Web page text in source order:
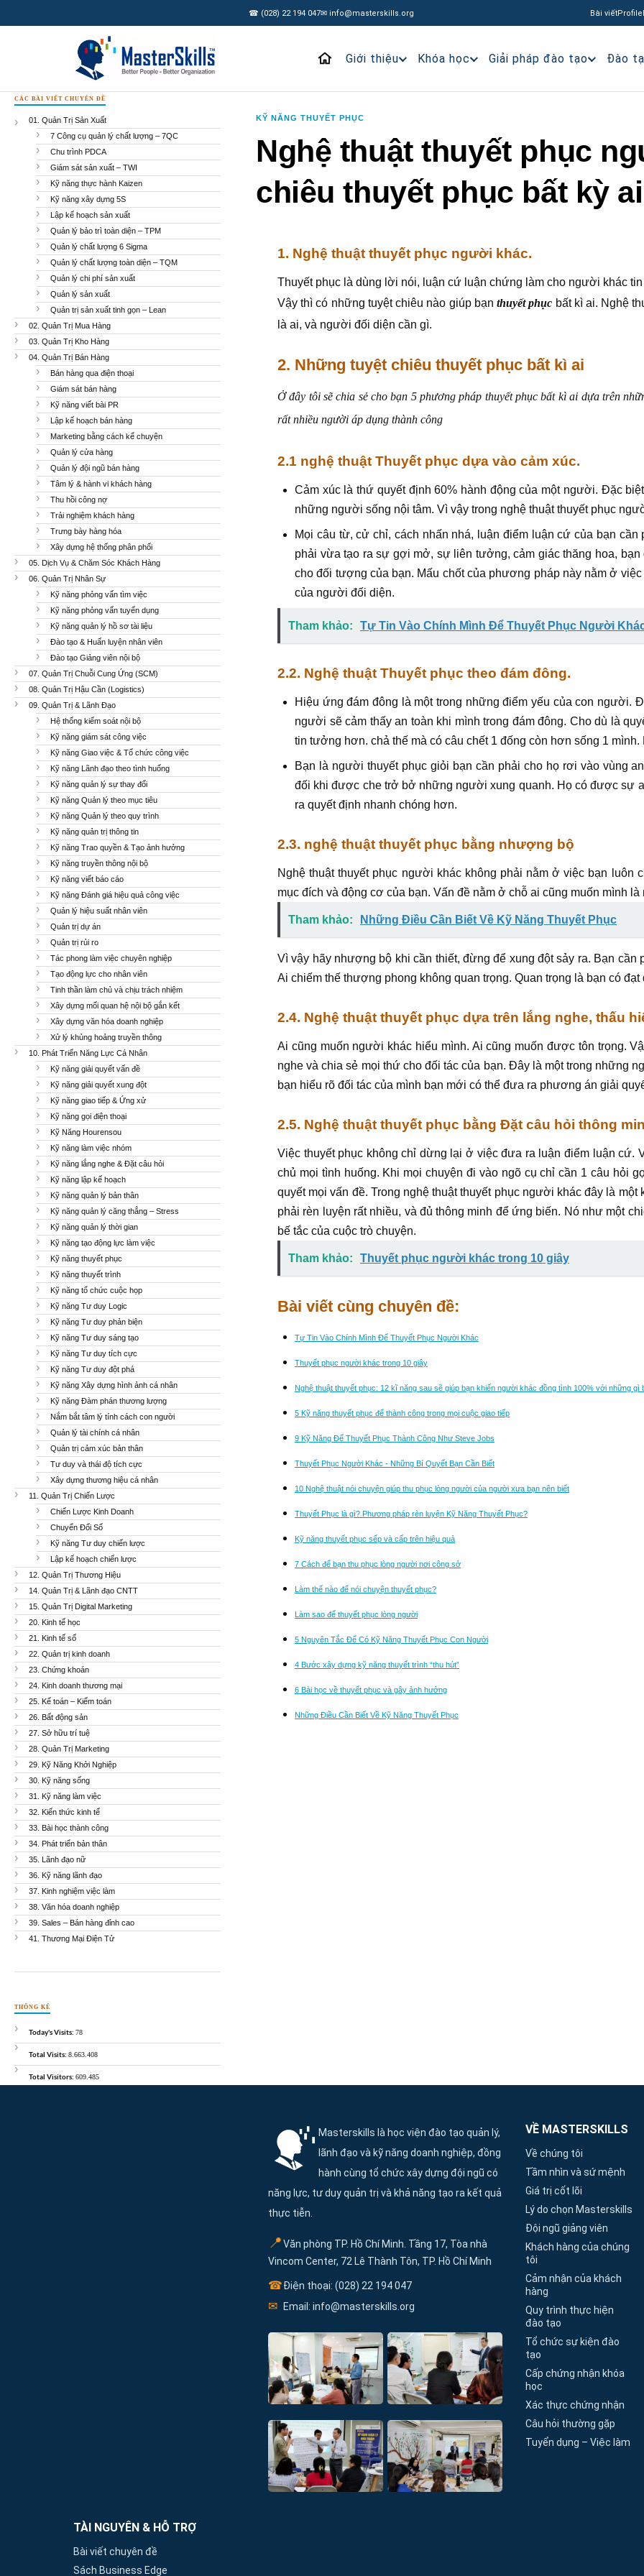
☎ (028) 22 194 047✉ info@masterskills.org Bài viếtProfile
Giới thiệu Khóa học Giải pháp đào tạo Đào
KỸ NĂNG THUYẾT PHỤC
Nghệ thuật thuyết phục
chiêu thuyết phục bất kỳ ai
1. Nghệ thuật thuyết phục người khác.
Thuyết phục là dùng lời nói, luận cứ luận chứng làm cho người khác
Vậy thì có những tuyệt chiêu nào giúp bạnthuyết phục bất kì ai. Nghệ
là ai, và người đối diện cần gì.
2. Những tuyệt chiêu thuyết phục bất kì ai
Ở đây tôi sẽ chia sẻ cho bạn 5 phương pháp thuyết phục bất kì ai dựa trên
rất nhiều người áp dụng thành công
2.1 nghệ thuật Thuyết phục dựa vào cảm xúc.
Cảm xúc là thứ quyết định 60% hành động của một người. Đặc
những người sống nội tâm. Vì vậy trong nghệ thuật thuyết phục
Mọi câu từ, cử chỉ, cách nhấn nhá, luận điểm luận cứ của bạn
phải vừa tạo ra sự gợi mở, sự liên tưởng, cảm giác thăng hoa,
cho đối tượng của bạn. Mấu chốt của phương pháp này nằm ở
của người đối diện.
Tham khảo: Tự Tin Vào Chính Mình Để Thuyết Phục Người
2.2. Nghệ thuật Thuyết phục theo đám đông.
Hiệu ứng đám đông là một trong những điểm yếu của con người.
người sẽ cảm thấy an toàn khi mình trong đám đông. Cho dù là
tin tưởng hơn. chả thế mà có câu chết 1 đống còn hơn sống 1
Bạn là người thuyết phục giỏi bạn cần phải cho họ rơi vào vùng
đối khi được che trở bở những người xung quanh. Họ có được sự
ra quyết định nhanh chóng hơn.
2.3. nghệ thuật thuyết phục bằng nhượng bộ
Nghệ thuật thuyết phục người khác không phải nằm ở việc bạn luôn
mục đích và động cơ của bạn. Vấn đề nằm ở chỗ ai cũng muốn mình
Tham khảo: Những Điều Cần Biết Về Kỹ Năng Thuyết Phục
Vì vậy hãy nhượng bộ khi cần thiết, đừng để xung đột sảy ra. Bạn
Ai chiếm thế thượng phong không quan trọng. Quan trọng là bạn có
2.4. Nghệ thuật thuyết phục dựa trên lắng nghe, thấu
Ai cũng muốn người khác hiểu mình. Ai cũng muốn được tôn trọng.
nghe và chia sẻ mọi thứ cho đối tác của bạn. Đây là một trong những
bạn hiểu rõ đối tác của mình bạn mới có thể đưa ra phương án giải
2.5. Nghệ thuật thuyết phục bằng Đặt câu hỏi thông
Việc thuyết phục không chỉ dừng lại ở việc đưa ra luận điểm luận cứ.
chủ mọi tình huống. Khi mọi chuyện đi vào ngõ cụ chỉ cần 1 câu hỏi
quyết mọi vấn đề. Trong nghệ thuật thuyết phục người khác đây là
phải rèn luyện rất nhiều, và đủ thông minh để ứng biến. Nó như một
bế tắc của cuộc trò chuyện.
Tham khảo: Thuyết phục người khác trong 10 giây
Bài viết cùng chuyên đề:
Tự Tin Vào Chính Mình Để Thuyết Phục Người Khác
Thuyết phục người khác trong 10 giây
Nghệ thuật thuyết phục: 12 kĩ năng sau sẽ giúp bạn khiến người khác đồng tình 100% với những gì
5 Kỹ năng thuyết phục để thành công trong mọi cuộc giao tiếp
9 Kỹ Năng Để Thuyết Phục Thành Công Như Steve Jobs
Thuyết Phục Người Khác - Những Bí Quyết Bạn Cần Biết
10 Nghệ thuật nói chuyện giúp thu phục lòng người của người xưa bạn nên biết
Thuyết Phục là gì? Phương pháp rèn luyện Kỹ Năng Thuyết Phục?
Kỹ năng thuyết phục sếp và cấp trên hiệu quả
7 Cách để bạn thu phục lòng người nơi công sở
Làm thế nào để nói chuyện thuyết phục?
Làm sao để thuyết phục lòng người
5 Nguyên Tắc Để Có Kỹ Năng Thuyết Phục Con Người
4 Bước xây dựng kỹ năng thuyết trình “thu hút”
6 Bài học về thuyết phục và gây ảnh hưởng
Những Điều Cần Biết Về Kỹ Năng Thuyết Phục
CÁC BÀI VIẾT CHUYÊN ĐỀ
01. Quản Trị Sản Xuất
7 Công cụ quản lý chất lượng – 7QC
Chu trình PDCA
Giám sát sản xuất – TWI
Kỹ năng thực hành Kaizen
Kỹ năng xây dựng 5S
Lập kế hoạch sản xuất
Quản lý bảo trì toàn diện – TPM
Quản lý chất lượng 6 Sigma
Quản lý chất lượng toàn diện – TQM
Quản lý chi phí sản xuất
Quản lý sản xuất
Quản trị sản xuất tinh gọn – Lean
02. Quản Trị Mua Hàng
03. Quản Trị Kho Hàng
04. Quản Trị Bán Hàng
Bán hàng qua điện thoại
Giám sát bán hàng
Kỹ năng viết bài PR
Lập kế hoạch bán hàng
Marketing bằng cách kể chuyện
Quản lý cửa hàng
Quản lý đội ngũ bán hàng
Tâm lý & hành vi khách hàng
Thu hồi công nợ
Trải nghiệm khách hàng
Trưng bày hàng hóa
Xây dựng hệ thống phân phối
05. Dịch Vụ & Chăm Sóc Khách Hàng
06. Quản Trị Nhân Sự
Kỹ năng phỏng vấn tìm việc
Kỹ năng phỏng vấn tuyển dụng
Kỹ năng quản lý hồ sơ tài liệu
Đào tạo & Huấn luyện nhân viên
Đào tạo Giảng viên nội bộ
07. Quản Trị Chuỗi Cung Ứng (SCM)
08. Quản Trị Hậu Cần (Logistics)
09. Quản Trị & Lãnh Đạo
Hệ thống kiểm soát nội bộ
Kỹ năng giám sát công việc
Kỹ năng Giao việc & Tổ chức công việc
Kỹ năng Lãnh đạo theo tình huống
Kỹ năng quản lý sự thay đổi
Kỹ năng Quản lý theo mục tiêu
Kỹ năng Quản lý theo quy trình
Kỹ năng quản trị thông tin
Kỹ năng Trao quyền & Tạo ảnh hưởng
Kỹ năng truyền thông nội bộ
Kỹ năng viết báo cáo
Kỹ năng Đánh giá hiệu quả công việc
Quản lý hiệu suất nhân viên
Quản trị dự án
Quản trị rủi ro
Tác phong làm việc chuyên nghiệp
Tạo động lực cho nhân viên
Tinh thần làm chủ và chịu trách nhiệm
Xây dựng mối quan hệ nội bộ gắn kết
Xây dựng văn hóa doanh nghiệp
Xử lý khủng hoảng truyền thông
10. Phát Triển Năng Lực Cá Nhân
Kỹ năng giải quyết vấn đề
Kỹ năng giải quyết xung đột
Kỹ năng giao tiếp & Ứng xử
Kỹ năng gọi điện thoại
Kỹ Năng Hourensou
Kỹ năng làm việc nhóm
Kỹ năng lắng nghe & Đặt câu hỏi
Kỹ năng lập kế hoạch
Kỹ năng quản lý bản thân
Kỹ năng quản lý căng thẳng – Stress
Kỹ năng quản lý thời gian
Kỹ năng tạo động lực làm việc
Kỹ năng thuyết phục
Kỹ năng thuyết trình
Kỹ năng tổ chức cuộc họp
Kỹ năng Tư duy Logic
Kỹ năng Tư duy phản biện
Kỹ năng Tư duy sáng tạo
Kỹ năng Tư duy tích cực
Kỹ năng Tư duy đột phá
Kỹ năng Xây dựng hình ảnh cá nhân
Kỹ năng Đàm phán thương lượng
Nắm bắt tâm lý tính cách con người
Quản lý tài chính cá nhân
Quản trị cảm xúc bản thân
Tư duy và thái độ tích cực
Xây dựng thương hiệu cá nhân
11. Quản Trị Chiến Lược
Chiến Lược Kinh Doanh
Chuyển Đổi Số
Kỹ năng Tư duy chiến lược
Lập kế hoạch chiến lược
12. Quản Trị Thương Hiệu
14. Quản Trị & Lãnh đạo CNTT
15. Quản Trị Digital Marketing
20. Kinh tế học
21. Kinh tế số
22. Quản trị kinh doanh
23. Chứng khoán
24. Kinh doanh thương mại
25. Kế toán – Kiểm toán
26. Bất động sản
27. Sở hữu trí tuệ
28. Quản Trị Marketing
29. Kỹ Năng Khởi Nghiệp
30. Kỹ năng sống
31. Kỹ năng làm việc
32. Kiến thức kinh tế
33. Bài học thành công
34. Phát triển bản thân
35. Lãnh đạo nữ
36. Kỹ năng lãnh đạo
37. Kinh nghiệm việc làm
38. Văn hóa doanh nghiệp
39. Sales – Bán hàng đỉnh cao
41. Thương Mại Điện Tử
THỐNG KÊ
Today's Visits: 78
Total Visits: 8.663.408
Total Visitors: 609.485
Thông tin và điều hướng cuối trang Masterskills
Masterskills là học viện đào tạo quản lý,
lãnh đạo và kỹ năng doanh nghiệp, đồng
hành cùng tổ chức xây dựng đội ngũ có
năng lực, tư duy quản trị và khả năng tạo ra kết quả
thực tiễn.
📍Văn phòng TP. Hồ Chí Minh. Tầng 17, Tòa nhà
Vincom Center, 72 Lê Thành Tôn, TP. Hồ Chí Minh
☎Điện thoại: (028) 22 194 047
✉ Email: info@masterskills.org
VỀ MASTERSKILLS
Về chúng tôi
Tầm nhìn và sứ mệnh
Giá trị cốt lõi
Lý do chọn Masterskills
Đội ngũ giảng viên
Khách hàng của chúng
tôi
Cảm nhận của khách
hàng
Quy trình thực hiện
đào tạo
Tổ chức sự kiện đào
tạo
Cấp chứng nhận khóa
học
Xác thực chứng nhận
Câu hỏi thường gặp
Tuyển dụng – Việc làm
TÀI NGUYÊN & HỖ TRỢ
Bài viết chuyên đề
Sách Business Edge